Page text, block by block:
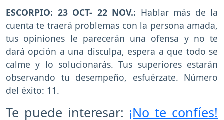
ESCORPIO: 23 OCT- 22 NOV.: Hablar más de la
cuenta te traerá problemas con la persona amada,
tus opiniones le parecerán una ofensa y no te
dará opción a una disculpa, espera a que todo se
calme y lo solucionarás. Tus superiores estarán
observando tu desempeño, esfuérzate. Número
del éxito: 11.
Te puede interesar: ¡No te confíes!